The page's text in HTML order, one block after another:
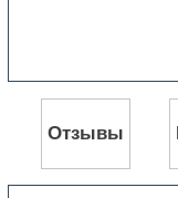
Отзывы